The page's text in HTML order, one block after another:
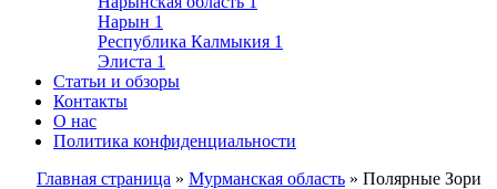
Нарын 1
Республика Калмыкия 1
Элиста 1
Статьи и обзоры
Контакты
О нас
Политика конфиденциальности
Главная страница » Мурманская область » Полярные Зори